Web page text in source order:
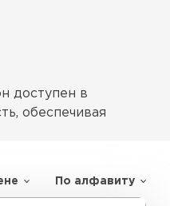
доступен в
обеспечивая
основе битума с
По алфавиту